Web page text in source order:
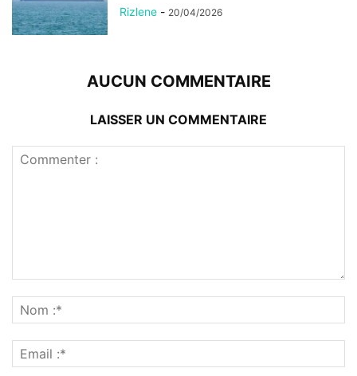
Rizlene - 20/04/2026
AUCUN COMMENTAIRE
LAISSER UN COMMENTAIRE